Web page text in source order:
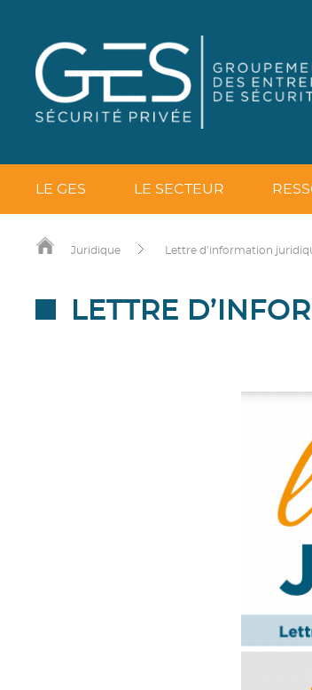
LE GES LE SECTEUR
Juridique Lettre d’information
LETTRE